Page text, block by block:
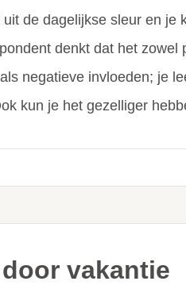
de dagelijkse sleur en
denkt dat het
negatieve invloeden; je
kun je het gezelliger
vakantie